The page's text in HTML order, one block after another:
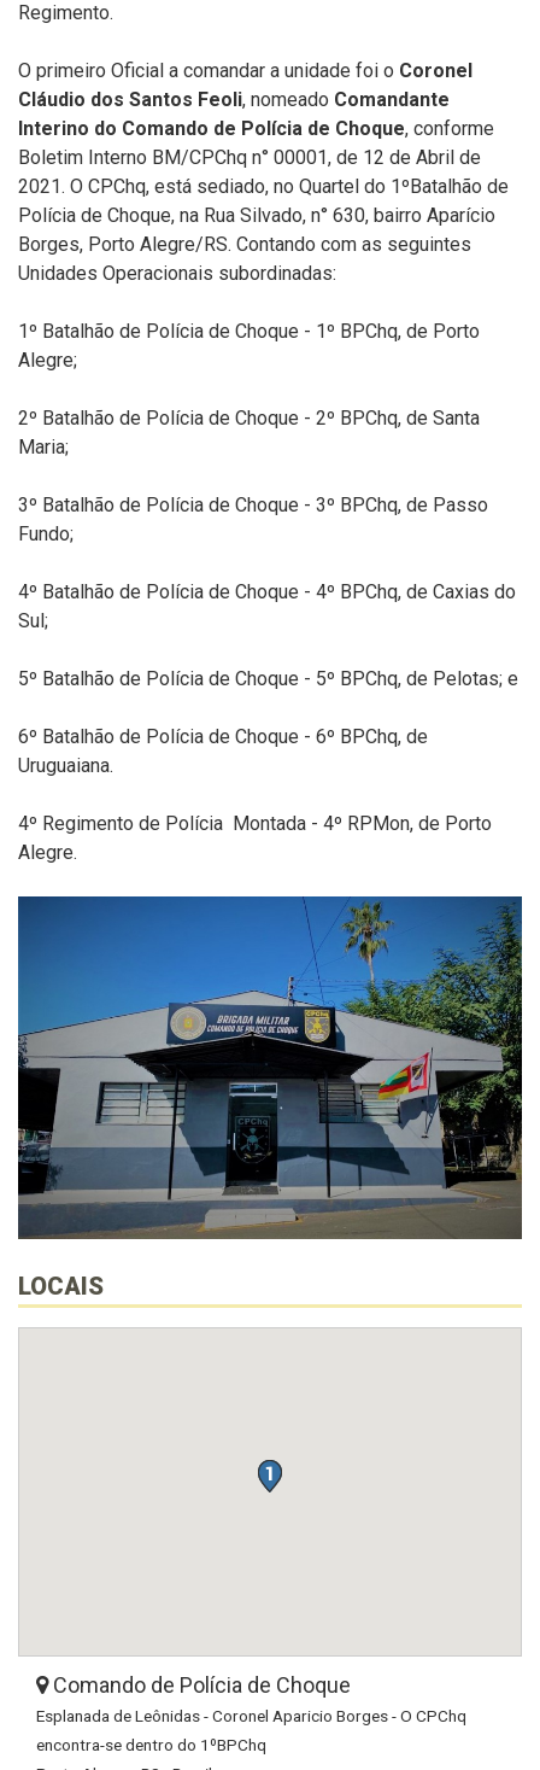
Regimento.
O primeiro Oficial a comandar a unidade foi o Coronel
Cláudio dos Santos Feoli, nomeado Comandante
Interino do Comando de Polícia de Choque, conforme
Boletim Interno BM/CPChq n° 00001, de 12 de Abril de
2021. O CPChq, está sediado, no Quartel do 1ºBatalhão de
Polícia de Choque, na Rua Silvado, n° 630, bairro Aparício
Borges, Porto Alegre/RS. Contando com as seguintes
Unidades Operacionais subordinadas:
1º Batalhão de Polícia de Choque - 1º BPChq, de Porto
Alegre;
2º Batalhão de Polícia de Choque - 2º BPChq, de Santa
Maria;
3º Batalhão de Polícia de Choque - 3º BPChq, de Passo
Fundo;
4º Batalhão de Polícia de Choque - 4º BPChq, de Caxias do
Sul;
5º Batalhão de Polícia de Choque - 5º BPChq, de Pelotas; e
6º Batalhão de Polícia de Choque - 6º BPChq, de
Uruguaiana.
4º Regimento de Polícia Montada - 4º RPMon, de Porto
Alegre.
LOCAIS
Comando de Polícia de Choque
Esplanada de Leônidas - Coronel Aparicio Borges - O CPChq
encontra-se dentro do 1ºBPChq